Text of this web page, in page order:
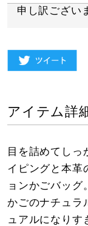
申し訳ござい
アイテム詳
目を詰めてしっ
イピングと本革
ョンかごバッグ。
かごのナチュラ
ュアルになりす